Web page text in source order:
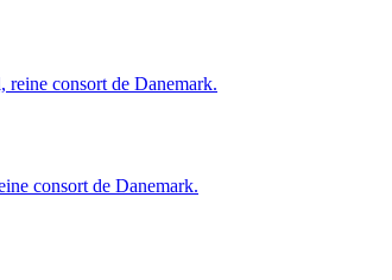
consort de Danemark.